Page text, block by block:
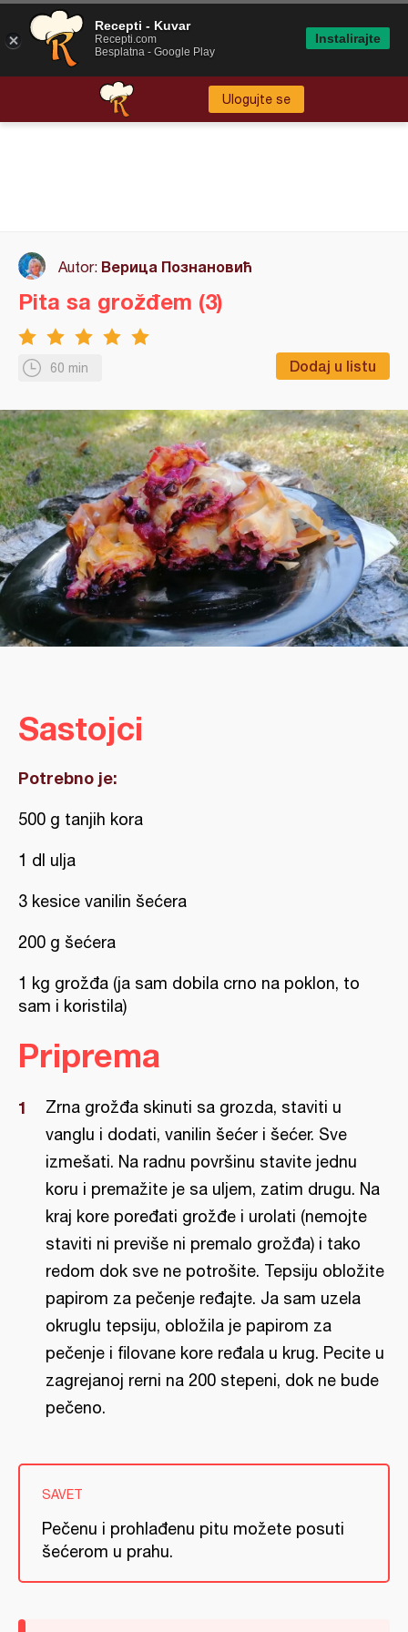
Ulogujte se
Autor: Верица Познановић
60 min Dodaj u listu
Pita sa grožđem (3)
Sastojci
Potrebno je:
500 g tanjih kora
1 dl ulja
3 kesice vanilin šećera
200 g šećera
1 kg grožđa (ja sam dobila crno na poklon, to
sam i koristila)
Priprema
Zrna grožđa skinuti sa grozda, staviti u
vanglu i dodati, vanilin šećer i šećer. Sve
izmešati. Na radnu površinu stavite jednu
koru i premažite je sa uljem, zatim drugu. Na
kraj kore poređati grožđe i urolati (nemojte
staviti ni previše ni premalo grožđa) i tako
redom dok sve ne potrošite. Tepsiju obložite
papirom za pečenje ređajte. Ja sam uzela
okruglu tepsiju, obložila je papirom za
pečenje i filovane kore ređala u krug. Pecite u
zagrejanoj rerni na 200 stepeni, dok ne bude
pečeno.
SAVET
Pečenu i prohlađenu pitu možete posuti
šećerom u prahu.
Recepti - Kuvar
Recepti.com
Besplatna - Google Play
Instalirajte